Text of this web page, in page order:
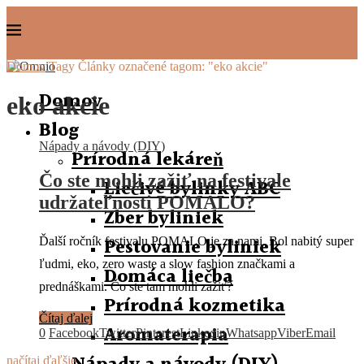
Domov
Blog
Prírodná lekáreň
Liečivé bylinky ABC
Zber byliniek
Pestovanie byliniek
Domáca liečba
Prírodná kozmetika
Aromaterapia
Domov Tagy Články označené tagom: "eko akcie"
eko akcie
Nápady a návody (DIY)
Čo ste mohli zažiť na festivale
udržateľnosti POMALO?
Ďalší ročník festivalu POMALO je za nami. Bol nabitý super
ľudmi, eko, zero waste a slow fashion značkami a
prednáškami. Čo ste tam mohli zažiť?
Čítaj ďalej
0 FacebookTwitterPinterestLinkedinWhatsappViberEmail
načítaj ďaľšie